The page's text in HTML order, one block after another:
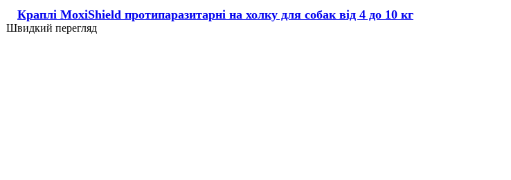
Краплі MoxiShield протипаразитарні на холку для собак від 4 до 10 кг
Швидкий перегляд